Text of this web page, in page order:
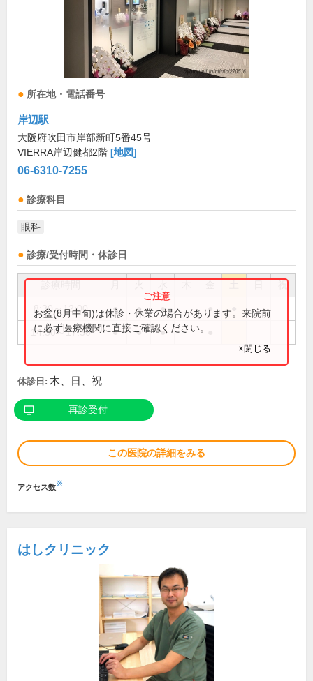
所在地・電話番号
岸辺駅
大阪府吹田市岸部新町5番45号
VIERRA岸辺健都2階 [地図]
06-6310-7255
診療科目
眼科
診療/受付時間・休診日
祝
8:30～12:00 ● ● ● ●
14:30～17:30 ● ● ●
お盆(8月中旬)は休診・休業の場合があります。来院前
に必ず医療機関に直接ご確認ください。
×閉じる
休診日: 木、日、祝
再診受付
この医院の詳細をみる
アクセス数※
はしクリニック